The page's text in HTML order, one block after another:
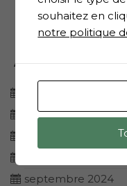
Archives
mars 2025
septembre 2024
souhaitez en
notre politique